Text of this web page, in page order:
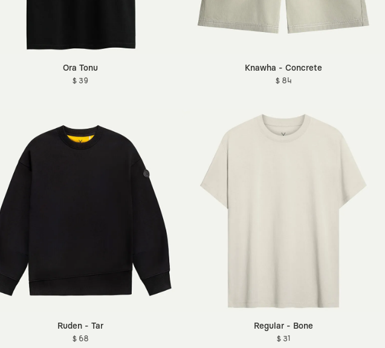
Ora Tonu
$ 39
Knawha - Concrete
$ 84
Ruden - Tar
$ 68
Regular - Bone
$ 31